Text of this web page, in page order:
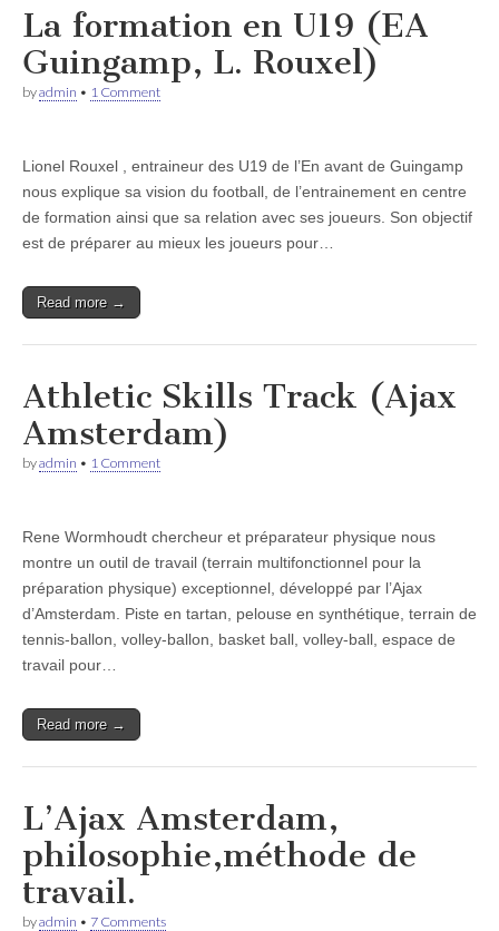
La formation en U19 (EA
Guingamp, L. Rouxel)
byadmin • 1 Comment
Lionel Rouxel , entraineur des U19 de l’En avant de Guingamp
nous explique sa vision du football, de l’entrainement en centre
de formation ainsi que sa relation avec ses joueurs. Son objectif
est de préparer au mieux les joueurs pour…
Read more →
Athletic Skills Track (Ajax
Amsterdam)
byadmin • 1 Comment
Rene Wormhoudt chercheur et préparateur physique nous
montre un outil de travail (terrain multifonctionnel pour la
préparation physique) exceptionnel, développé par l’Ajax
d’Amsterdam. Piste en tartan, pelouse en synthétique, terrain de
tennis-ballon, volley-ballon, basket ball, volley-ball, espace de
travail pour…
Read more →
L’Ajax Amsterdam,
philosophie,méthode de
travail.
byadmin • 7 Comments